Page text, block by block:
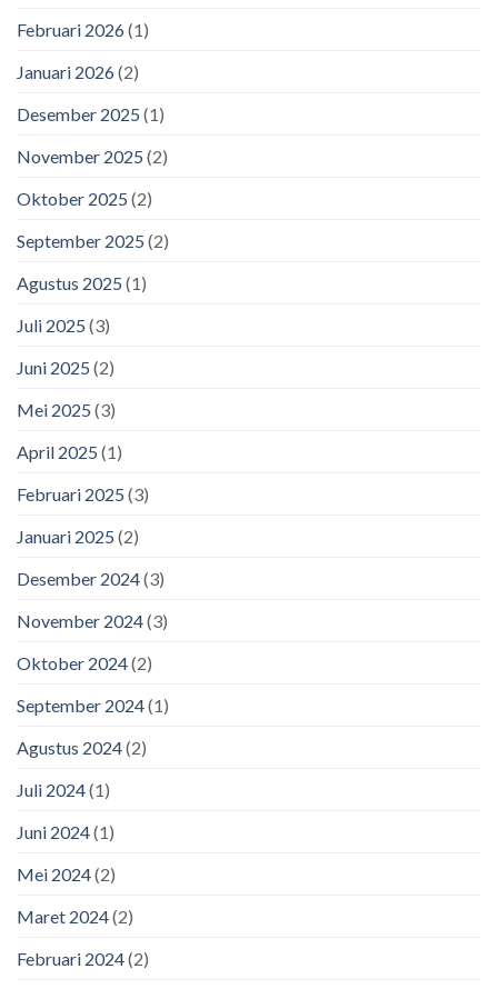
Februari 2026(1)
Januari 2026(2)
Desember 2025 (1)
November 2025 (2)
Oktober 2025 (2)
September 2025 (2)
Agustus 2025 (1)
Juli 2025 (3)
Juni 2025 (2)
Mei 2025 (3)
April 2025 (1)
Februari 2025 (3)
Januari 2025 (2)
Desember 2024(3)
November 2024(3)
Oktober 2024(2)
September 2024(1)
Agustus 2024(2)
Juli 2024(1)
Juni 2024(1)
Mei 2024(2)
Maret 2024(2)
Februari 2024(2)